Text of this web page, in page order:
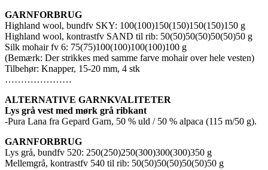
GARNFORBRUG
Highland wool, bundfv SKY: 100(100)150(150)150(150)150 g
Highland wool, kontrastfv SAND til rib: 50(50)50(50)50(50)50 g
Silk mohair fv 6: 75(75)100(100)100(100)100 g
(Bemærk: Der strikkes med samme farve mohair over hele vesten)
Tilbehør: Knapper, 15-20 mm, 4 stk
…………………
ALTERNATIVE GARNKVALITETER
Lys grå vest med mørk grå ribkant
-Pura Lana fra Gepard Garn, 50 % uld / 50 % alpaca (115 m/50 g).
GARNFORBRUG
Lys grå, bundfv 520: 250(250)250(300)300(300)350 g
Mellemgrå, kontrastfv 540 til rib: 50(50)50(50)50(50)50 g